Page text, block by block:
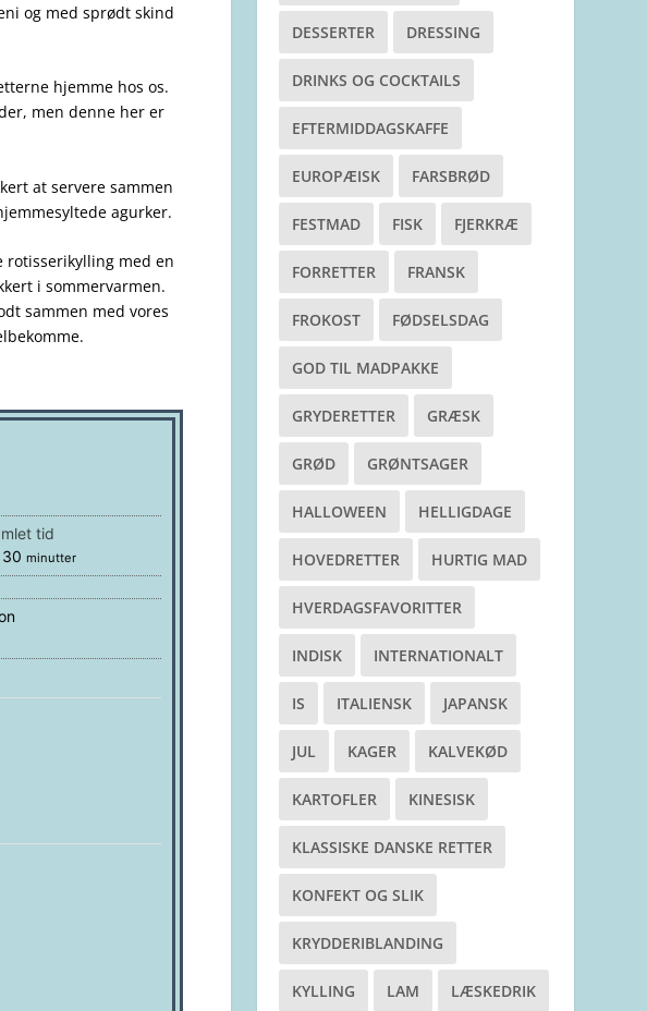
og med sprødt skind
hjemme hos os.
men denne her er
at servere sammen
agurker.
rotisserikylling med en
i sommervarmen.
sammen med vores
tid
30 minutter
minutter
DESSERTER DRESSING
DRINKS OG COCKTAILS
EFTERMIDDAGSKAFFE
EUROPÆISK FARSBRØD
FESTMAD FISK FJERKRÆ
FORRETTER FRANSK
FROKOST FØDSELSDAG
GOD TIL MADPAKKE
GRYDERETTER GRÆSK
GRØD GRØNTSAGER
HALLOWEEN HELLIGDAGE
HOVEDRETTER HURTIG MAD
HVERDAGSFAVORITTER
INDISK INTERNATIONALT
IS ITALIENSK JAPANSK
JUL KAGER KALVEKØD
KARTOFLER KINESISK
KLASSISKE DANSKE RETTER
KONFEKT OG SLIK
KRYDDERIBLANDING
KYLLING LAM LÆSKEDRIK